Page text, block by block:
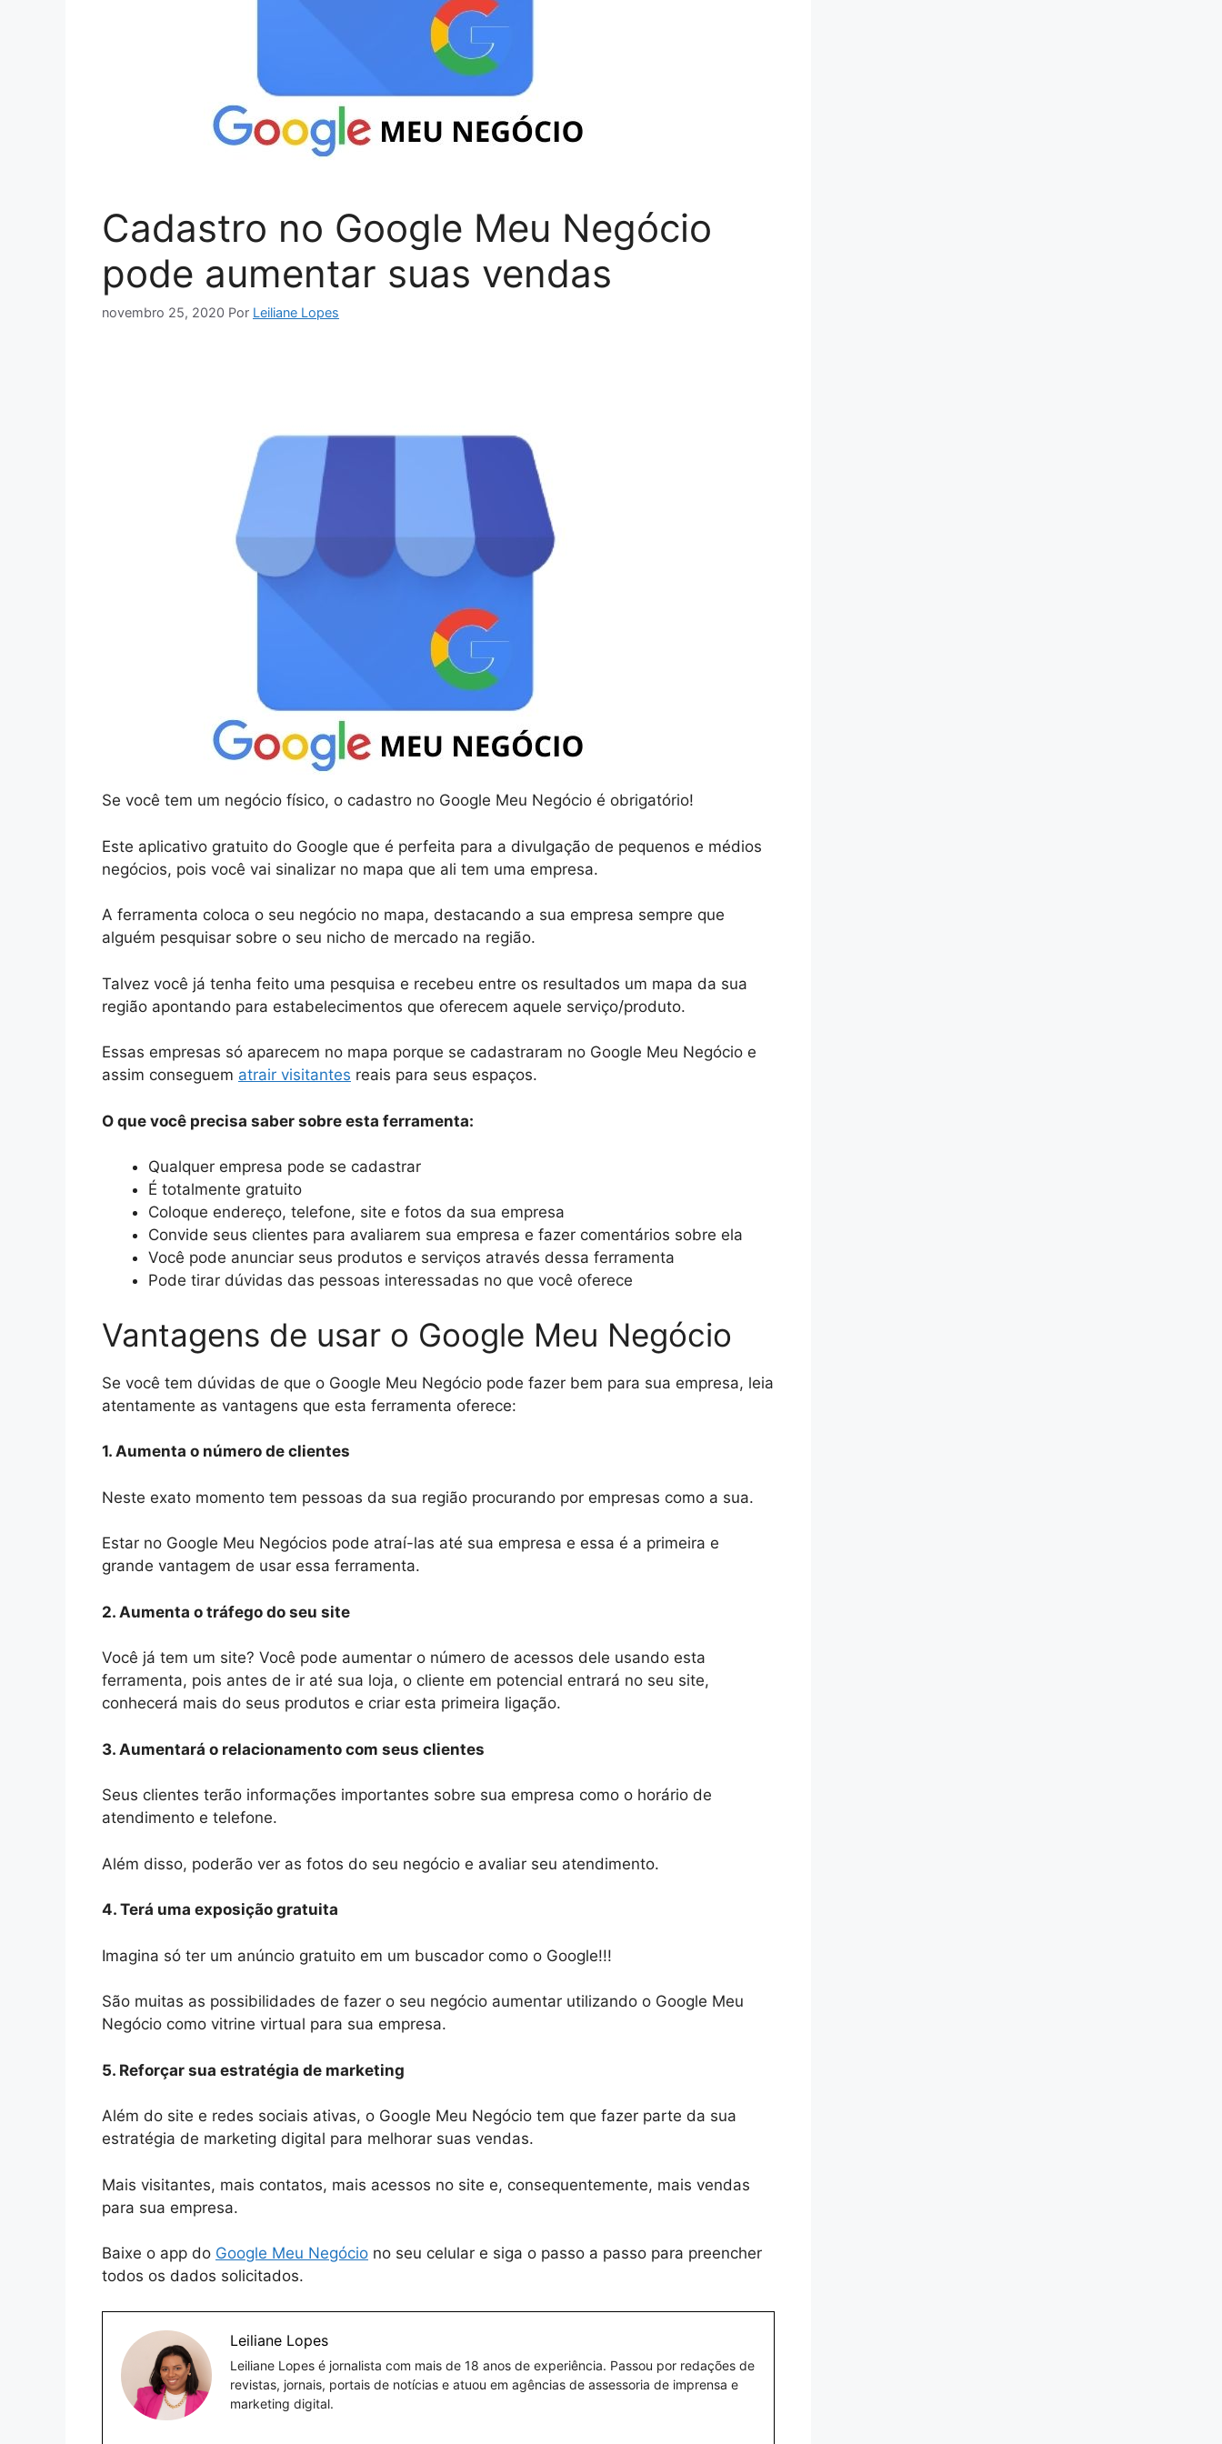
Cadastro no Google Meu Negócio
pode aumentar suas vendas
novembro 25, 2020 Por Leiliane Lopes
Se você tem um negócio físico, o cadastro no Google Meu Negócio é obrigatório!
Este aplicativo gratuito do Google que é perfeita para a divulgação de pequenos e médios
negócios, pois você vai sinalizar no mapa que ali tem uma empresa.
A ferramenta coloca o seu negócio no mapa, destacando a sua empresa sempre que
alguém pesquisar sobre o seu nicho de mercado na região.
Talvez você já tenha feito uma pesquisa e recebeu entre os resultados um mapa da sua
região apontando para estabelecimentos que oferecem aquele serviço/produto.
Essas empresas só aparecem no mapa porque se cadastraram no Google Meu Negócio e
assim conseguem atrair visitantes reais para seus espaços.
O que você precisa saber sobre esta ferramenta:
Qualquer empresa pode se cadastrar
É totalmente gratuito
Coloque endereço, telefone, site e fotos da sua empresa
Convide seus clientes para avaliarem sua empresa e fazer comentários sobre ela
Você pode anunciar seus produtos e serviços através dessa ferramenta
Pode tirar dúvidas das pessoas interessadas no que você oferece
Vantagens de usar o Google Meu Negócio
Se você tem dúvidas de que o Google Meu Negócio pode fazer bem para sua empresa, leia
atentamente as vantagens que esta ferramenta oferece:
1. Aumenta o número de clientes
Neste exato momento tem pessoas da sua região procurando por empresas como a sua.
Estar no Google Meu Negócios pode atraí-las até sua empresa e essa é a primeira e
grande vantagem de usar essa ferramenta.
2. Aumenta o tráfego do seu site
Você já tem um site? Você pode aumentar o número de acessos dele usando esta
ferramenta, pois antes de ir até sua loja, o cliente em potencial entrará no seu site,
conhecerá mais do seus produtos e criar esta primeira ligação.
3. Aumentará o relacionamento com seus clientes
Seus clientes terão informações importantes sobre sua empresa como o horário de
atendimento e telefone.
Além disso, poderão ver as fotos do seu negócio e avaliar seu atendimento.
4. Terá uma exposição gratuita
Imagina só ter um anúncio gratuito em um buscador como o Google!!!
São muitas as possibilidades de fazer o seu negócio aumentar utilizando o Google Meu
Negócio como vitrine virtual para sua empresa.
5. Reforçar sua estratégia de marketing
Além do site e redes sociais ativas, o Google Meu Negócio tem que fazer parte da sua
estratégia de marketing digital para melhorar suas vendas.
Mais visitantes, mais contatos, mais acessos no site e, consequentemente, mais vendas
para sua empresa.
Baixe o app do Google Meu Negócio no seu celular e siga o passo a passo para preencher
todos os dados solicitados.
Leiliane Lopes
Leiliane Lopes é jornalista com mais de 18 anos de experiência. Passou por redações de
revistas, jornais, portais de notícias e atuou em agências de assessoria de imprensa e
marketing digital.